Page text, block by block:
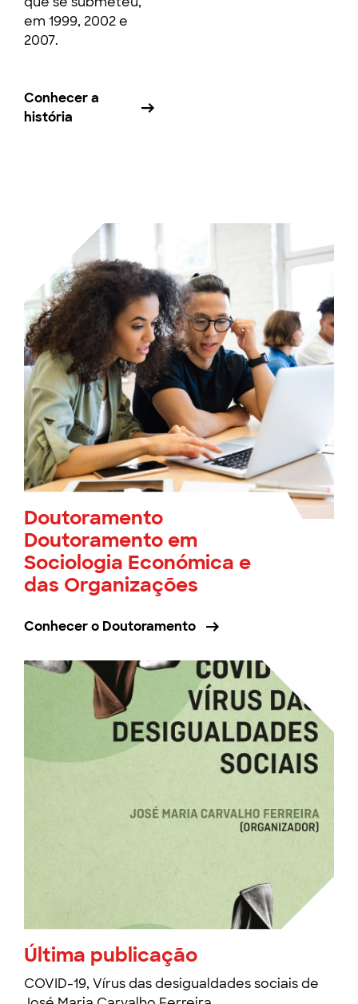
em 1999, 2002 e
2007.
Conhecer a
história
Doutoramento
Doutoramento em
Sociologia Económica e
das Organizações
Conhecer o Doutoramento
Última publicação
COVID-19, Vírus das desigualdades sociais de